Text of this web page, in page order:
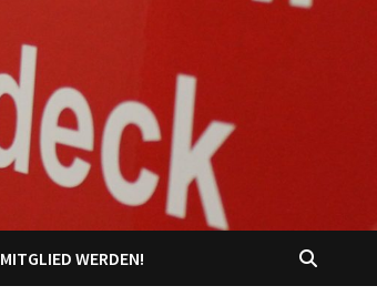
MITGLIED WERDEN!